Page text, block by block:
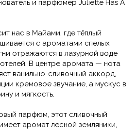
и парфюмер Juliette Has A
нас в Майами, где тёплый
с ароматами спелых
отражаются в лазурной воде
В центре аромата — нота
ванильно-сливочный аккорд,
кремовое звучание, а мускус в
и мягкость.
парфюм, этот сливочный
аромат лесной земляники,